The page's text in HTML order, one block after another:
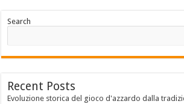
Search
Recent Posts
Evoluzione storica del gioco d'azzardo dalla